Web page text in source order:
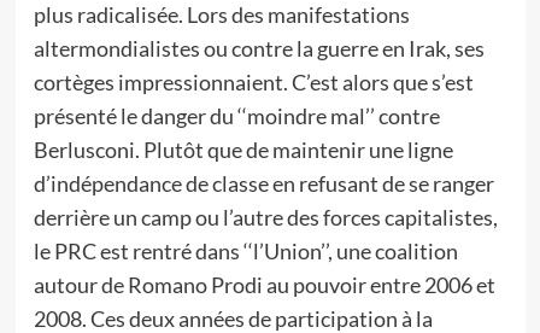
plus radicalisée. Lors des manifestations
altermondialistes ou contre la guerre en Irak, ses
cortèges impressionnaient. C’est alors que s’est
présenté le danger du ‘‘moindre mal’’ contre
Berlusconi. Plutôt que de maintenir une ligne
d’indépendance de classe en refusant de se ranger
derrière un camp ou l’autre des forces capitalistes,
le PRC est rentré dans ‘‘l’Union’’, une coalition
autour de Romano Prodi au pouvoir entre 2006 et
2008. Ces deux années de participation à la